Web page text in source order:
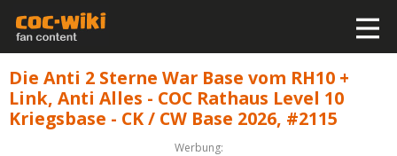
Die Anti 2 Sterne War Base vom RH10 +
Link, Anti Alles - COC Rathaus Level 10
Kriegsbase - CK / CW Base 2026, #2115
Werbung: